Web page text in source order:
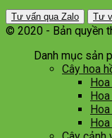
Tư vấn qua Zalo Tư
© 2020 - Bản quyền
Danh mục sản
Cây hoa